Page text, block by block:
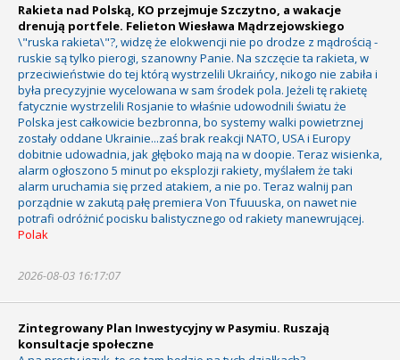
Rakieta nad Polską, KO przejmuje Szczytno, a wakacje
drenują portfele. Felieton Wiesława Mądrzejowskiego
\"ruska rakieta\"?, widzę że elokwencji nie po drodze z mądrością -
ruskie są tylko pierogi, szanowny Panie. Na szczęcie ta rakieta, w
przeciwieństwie do tej którą wystrzelili Ukraińcy, nikogo nie zabiła i
była precyzyjnie wycelowana w sam środek pola. Jeżeli tę rakietę
fatycznie wystrzelili Rosjanie to właśnie udowodnili światu że
Polska jest całkowicie bezbronna, bo systemy walki powietrznej
zostały oddane Ukrainie...zaś brak reakcji NATO, USA i Europy
dobitnie udowadnia, jak głęboko mają na w doopie. Teraz wisienka,
alarm ogłoszono 5 minut po eksplozji rakiety, myślałem że taki
alarm uruchamia się przed atakiem, a nie po. Teraz walnij pan
porządnie w zakutą pałę premiera Von Tfuuuska, on nawet nie
potrafi odróżnić pocisku balistycznego od rakiety manewrującej.
Polak
2026-08-03 16:17:07
Zintegrowany Plan Inwestycyjny w Pasymiu. Ruszają
konsultacje społeczne